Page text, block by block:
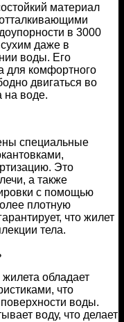
материал
в 3000
сухим даже в
воды. Его
для комфортного
двигаться во
на воде.
специальные
Это
а также
с помощью
плотную
что жилет
тела.
обладает
что
воды.
воду, что делает